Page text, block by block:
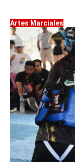
Artes Marciales